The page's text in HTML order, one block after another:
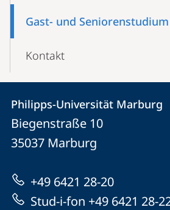
Gast- und Seniorenstudium
Kontakt
Kontakt
und
Informationen
zur
Website
Kontaktinformationen
Philipps-
Universität
Marburg
Philipps-Universität Marburg
Biegenstraße 10
35037 Marburg
+49 6421 28-20
Stud-i-fon +49 6421 28-